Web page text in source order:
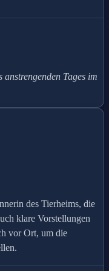
Tages im
des Tierheims, die
klare Vorstellungen
vor Ort, um die